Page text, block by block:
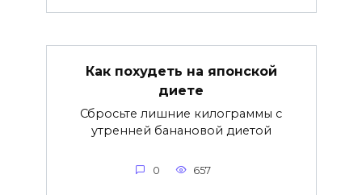
Как похудеть на японской
диете
Сбросьте лишние килограммы с
утренней банановой диетой
0 657